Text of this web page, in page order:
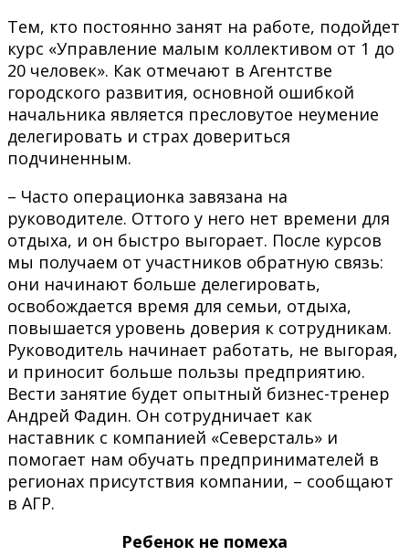
Тем, кто постоянно занят на работе, подойдет
курс «Управление малым коллективом от 1 до
20 человек». Как отмечают в Агентстве
городского развития, основной ошибкой
начальника является пресловутое неумение
делегировать и страх довериться
подчиненным.
– Часто операционка завязана на
руководителе. Оттого у него нет времени для
отдыха, и он быстро выгорает. После курсов
мы получаем от участников обратную связь:
они начинают больше делегировать,
освобождается время для семьи, отдыха,
повышается уровень доверия к сотрудникам.
Руководитель начинает работать, не выгорая,
и приносит больше пользы предприятию.
Вести занятие будет опытный бизнес-тренер
Андрей Фадин. Он сотрудничает как
наставник с компанией «Северсталь» и
помогает нам обучать предпринимателей в
регионах присутствия компании, – сообщают
в АГР.
Ребенок не помеха